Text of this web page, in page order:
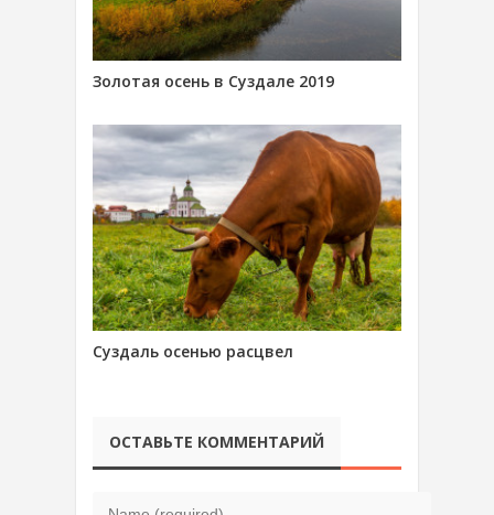
Золотая осень в Суздале 2019
Суздаль осенью расцвел
ОСТАВЬТЕ КОММЕНТАРИЙ